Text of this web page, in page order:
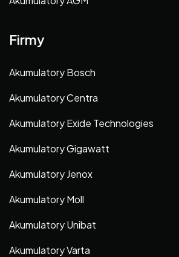
Firmy
Akumulatory Bosch
Akumulatory Centra
Akumulatory Exide Technologies
Akumulatory Gigawatt
Akumulatory Jenox
Akumulatory Moll
Akumulatory Unibat
Akumulatory Varta